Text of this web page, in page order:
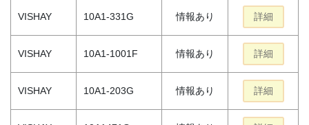
VISHAY 10A1-331G 情報あり 詳細
VISHAY 10A1-1001F 情報あり 詳細
VISHAY 10A1-203G 情報あり 詳細